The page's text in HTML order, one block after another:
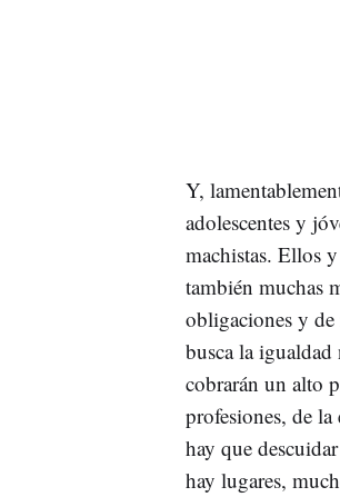
Y,
adolescentes y
machistas. Ellos
también muchas
obligaciones y de
busca la igualdad
cobrarán un alto
profesiones, de
hay que
hay lugares,